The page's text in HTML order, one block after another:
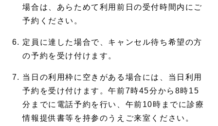
場合は、あらためて利用前日の受付時間内にご
予約ください。
定員に達した場合で、キャンセル待ち希望の方
の予約を受け付けます。
当日の利用枠に空きがある場合には、当日利用
予約を受け付けます。午前7時45分から8時15
分までに電話予約を行い、午前10時までに診療
情報提供書等を持参のうえご来室ください。